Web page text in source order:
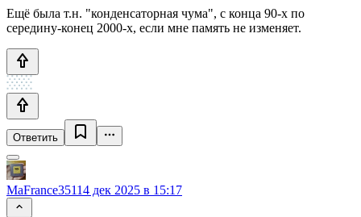
Ещё была т.н. "конденсаторная чума", с конца 90-х по
середину-конец 2000-х, если мне память не изменяет.
Ответить
MaFrance35114 дек 2025 в 15:17